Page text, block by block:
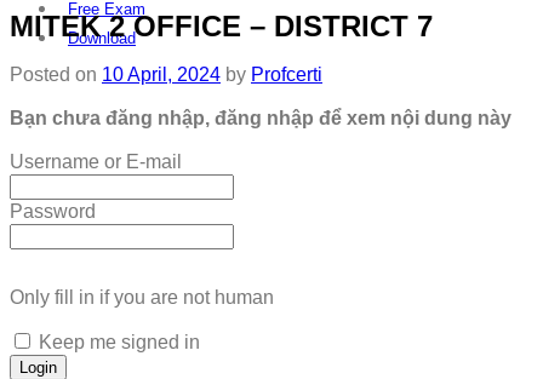
Free Exam
Download
MITEK 2 OFFICE – DISTRICT 7
Posted on 10 April, 2024 by Profcerti
Bạn chưa đăng nhập, đăng nhập để xem nội dung này
Username or E-mail
Password
Only fill in if you are not human
Keep me signed in